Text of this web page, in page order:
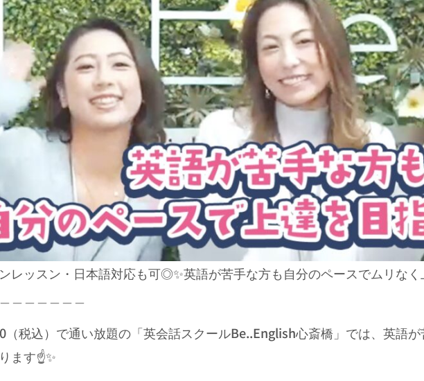
レッスン・日本語対応も可◎✨英語が苦手な方も自分のペースでムリな
（税込）で通い放題の「英会話スクールBe..English心斎橋」では、英語
ます☝✨